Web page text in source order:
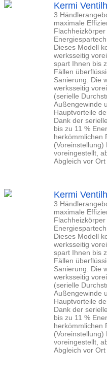
Kermi
3
maximale
Dieses Modell
werksseitig
spart Ihnen bis
Fällen
Sanierung. Die
werksseitig
(serielle
Außengewinde
Hauptvorteile
Dank der
bis zu 11 %
herkömmlichen
(Voreinstellung)
voreingestellt,
Abgleich vor Ort
Kermi
3
maximale
Dieses Modell
werksseitig
spart Ihnen bis
Fällen
Sanierung. Die
werksseitig
(serielle
Außengewinde
Hauptvorteile
Dank der
bis zu 11 %
herkömmlichen
(Voreinstellung)
voreingestellt,
Abgleich vor Ort